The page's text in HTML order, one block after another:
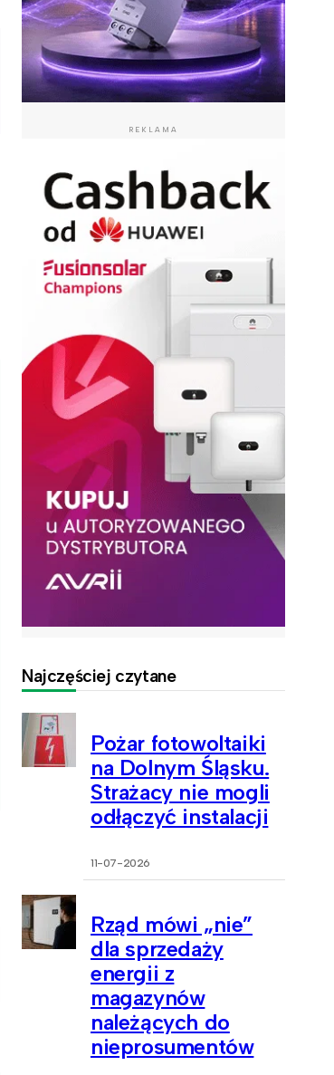
REKLAMA
Najczęściej czytane
Pożar fotowoltaiki
na Dolnym Śląsku.
Strażacy nie mogli
odłączyć instalacji
11-07-2026
Rząd mówi „nie”
dla sprzedaży
energii z
magazynów
należących do
nieprosumentów